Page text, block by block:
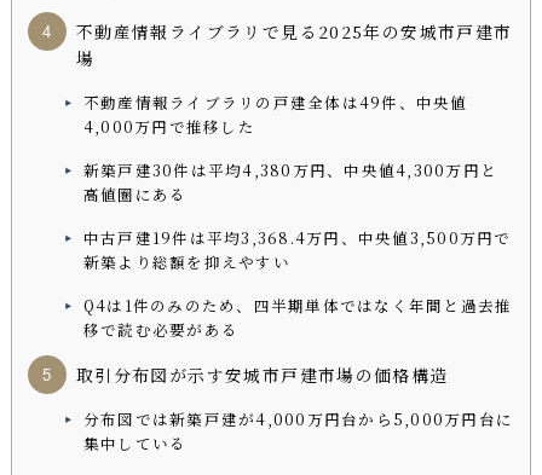
不動産情報ライブラリで見る2025年の安城市戸建市
場
不動産情報ライブラリの戸建全体は49件、中央値
4,000万円で推移した
新築戸建30件は平均4,380万円、中央値4,300万円と
高値圏にある
中古戸建19件は平均3,368.4万円、中央値3,500万円で
新築より総額を抑えやすい
Q4は1件のみのため、四半期単体ではなく年間と過去推
移で読む必要がある
取引分布図が示す安城市戸建市場の価格構造
分布図では新築戸建が4,000万円台から5,000万円台に
集中している